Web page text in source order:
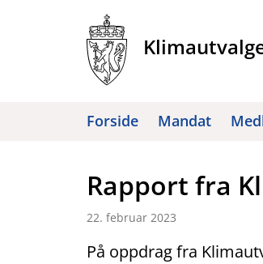
Forside Mandat
Rapport fra
22. februar 2023
På oppdrag fra